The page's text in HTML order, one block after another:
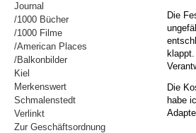
Die
Die
habe
Journal
/1000 Bücher
/1000 Filme
/American Places
/Balkonbilder
Kiel
Merkenswert
Schmalenstedt
Verlinkt
Zur Geschäftsordnung